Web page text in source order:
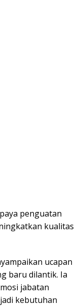
penguatan
kualitas
ucapan
baru dilantik. Ia
jabatan
kebutuhan